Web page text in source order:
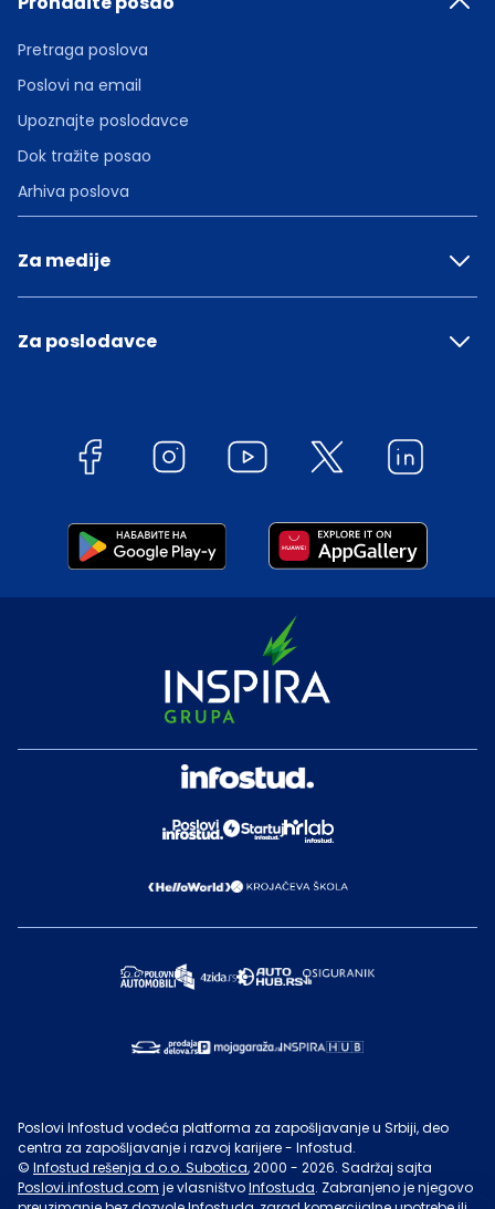
Pretraga poslova
Poslovi na email
Upoznajte poslodavce
Dok tražite posao
Arhiva poslova
Za medije
Za poslodavce
Poslovi Infostud vodeća platforma za zapošljavanje u Srbiji, deo
centra za zapošljavanje i razvoj karijere - Infostud.
© Infostud rešenja d.o.o. Subotica, 2000 - 2026. Sadržaj sajta
Poslovi.infostud.com je vlasništvoInfostuda. Zabranjeno je njegovo